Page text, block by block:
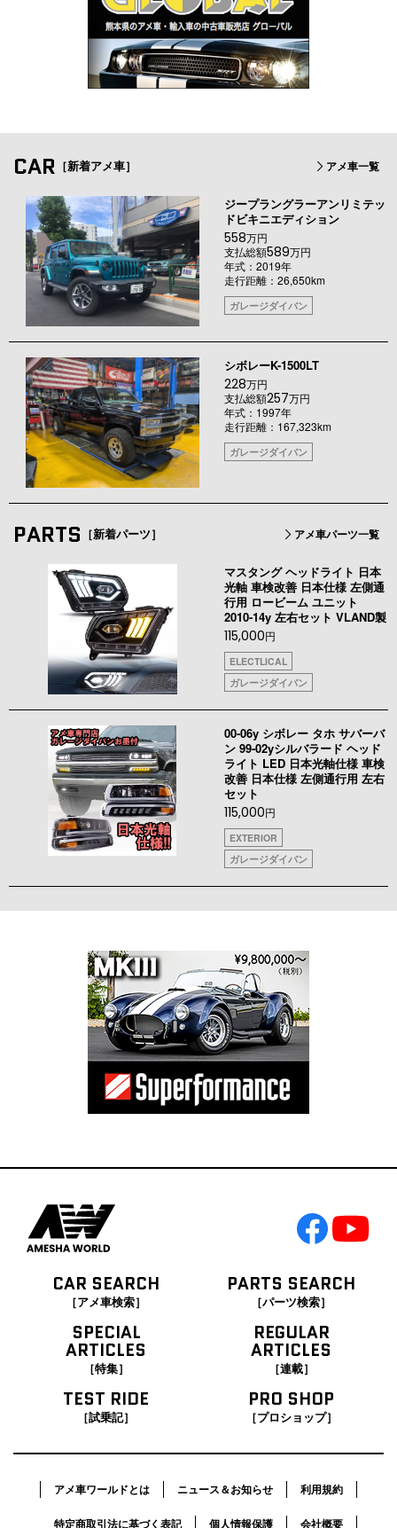
CAR ［新着アメ車］ アメ車一覧
ジープラングラーアンリミテッ
ドビキニエディション
558万円
支払総額589万円
年式：2019年
走行距離：26,650km
ガレージダイバン
シボレーK-1500LT
228万円
支払総額257万円
年式：1997年
走行距離：167,323km
ガレージダイバン
PARTS ［新着パーツ］ アメ車パーツ一覧
マスタング ヘッドライト 日本
光軸 車検改善 日本仕様 左側通
行用 ロービーム ユニット
2010-14y 左右セット VLAND製
115,000円
ELECTLICAL
ガレージダイバン
00-06y シボレー タホ サバーバ
ン 99-02yシルバラード ヘッド
ライト LED 日本光軸仕様 車検
改善 日本仕様 左側通行用 左右
セット
115,000円
EXTERIOR
ガレージダイバン
CAR SEARCH
［アメ車検索］
PARTS SEARCH
［パーツ検索］
SPECIAL
ARTICLES
［特集］
REGULAR
ARTICLES
［連載］
TEST RIDE
［試乗記］
PRO SHOP
［プロショップ］
アメ車ワールドとは ニュース＆お知らせ 利用規約
特定商取引法に基づく表記 個人情報保護 会社概要